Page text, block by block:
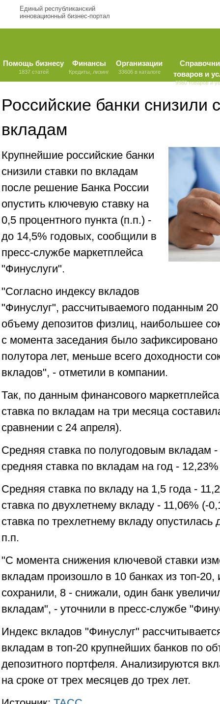
Единый республиканский
инновационный бизнес-портал
Помощь бизнесу
1837 статей
Финансы
Кредиты, лизинг
Организации
33606 в каталоге
товаров и
9580 товаров и
Российские банки снизили
вкладам
Крупнейшие российские банки
снизили ставки по вкладам
после решение Банка России
опустить ключевую ставку на
0,5 процентного пункта (п.п.) -
до 14,5% годовых, сообщили в
пресс-службе маркетплейса
"Финуслуги".
"Согласно индексу вкладов
"Финуслуг", рассчитываемого поданным
объему депозитов физлиц, наибольшее
с момента заседания было
полутора лет, меньше всего доходности
вкладов", - отметили в компании.
Так, по данным финансового
ставка по вкладам на три месяца
сравнении с 24 апреля).
Средняя ставка по полугодовым вкладам
средняя ставка по вкладам на год -
Средняя ставка по вкладу на 1,5 года -
ставка по двухлетнему вкладу - 11,06% (-
ставка по трехлетнему вкладу
п.п.
"С момента снижения ключевой ставки
вкладам произошло в 10 банках из топ-20,
сохранили, 8 - снижали, один банк
вкладам", - уточнили в пресс-службе
Индекс вкладов "Финуслуг"
вкладам в топ-20 крупнейших банков по
депозитного портфеля. Анализируются
на сроке от трех месяцев до трех лет.